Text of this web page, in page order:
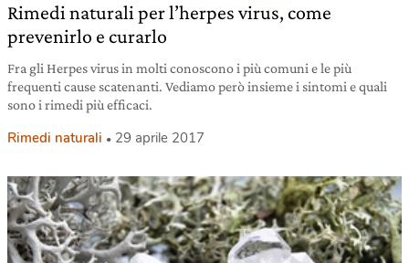
Rimedi naturali per l’herpes virus, come
prevenirlo e curarlo
Fra gli Herpes virus in molti conoscono i più comuni e le più
frequenti cause scatenanti. Vediamo però insieme i sintomi e quali
sono i rimedi più efficaci.
Rimedi naturali 29 aprile 2017